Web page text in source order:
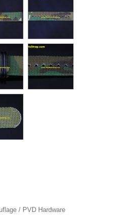
/ PVD Hardware